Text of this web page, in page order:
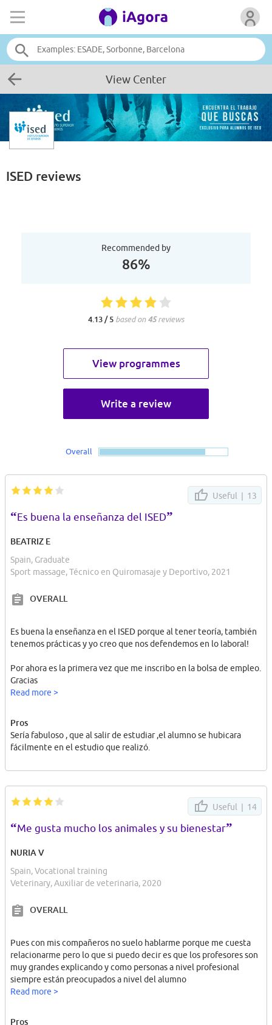
View Center
ISED reviews
Recommended by
86%
4.13 / 5 based on 45reviews
View programmes
Write a review
Overall
Useful | 13
“Es buena la enseñanza del ISED”
BEATRIZ E
Spain, Graduate
Sport massage, Técnico en Quiromasaje y Deportivo, 2021
OVERALL
Es buena la enseñanza en el ISED porque al tener teoría, también
tenemos prácticas y yo creo que nos defendemos en lo laboral!
Por ahora es la primera vez que me inscribo en la bolsa de empleo.
Gracias
Read more >
Pros
Sería fabuloso , que al salir de estudiar ,el alumno se hubicara
fácilmente en el estudio que realizó.
Useful | 14
“Me gusta mucho los animales y su bienestar”
NURIA V
Spain, Vocational training
Veterinary, Auxiliar de veterinaria, 2020
OVERALL
Pues con mis compañeros no suelo hablarme porque me cuesta
relacionarme pero lo que si puedo decir es que los profesores son
muy grandes explicando y como personas a nivel profesional
siempre están preocupados a nivel del alumno
Read more >
Pros